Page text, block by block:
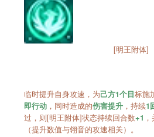
[明王附体]
临时提升自身攻速，为己方1个目标施
即行动，同时造成的伤害提升，持续1
过，则[明王附体]状态持续回合数+1
（提升数值与翎音的攻速相关）。